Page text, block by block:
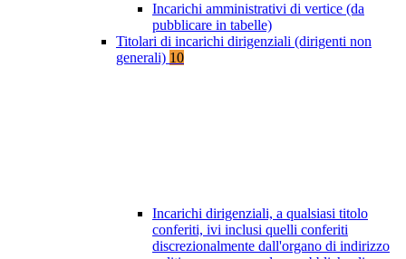
Incarichi amministrativi di vertice (da
pubblicare in tabelle)
Titolari di incarichi dirigenziali (dirigenti non
generali) 10
Incarichi dirigenziali, a qualsiasi titolo
conferiti, ivi inclusi quelli conferiti
discrezionalmente dall'organo di indirizzo